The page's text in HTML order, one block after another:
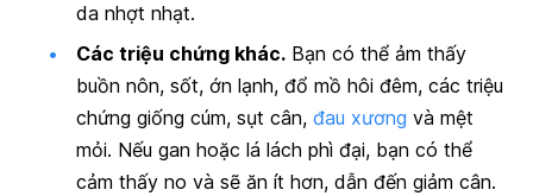
da nhợt nhạt.
Các triệu chứng khác. Bạn có thể ảm thấy
buồn nôn, sốt, ớn lạnh, đổ mồ hôi đêm, các triệu
chứng giống cúm, sụt cân, đau xương và mệt
mỏi. Nếu gan hoặc lá lách phì đại, bạn có thể
cảm thấy no và sẽ ăn ít hơn, dẫn đến giảm cân.